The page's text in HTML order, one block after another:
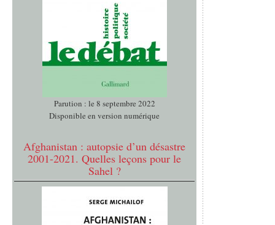
Parution : le 8 septembre 2022
Disponible en version numérique
Afghanistan : autopsie d’un désastre
2001-2021. Quelles leçons pour le
Sahel ?